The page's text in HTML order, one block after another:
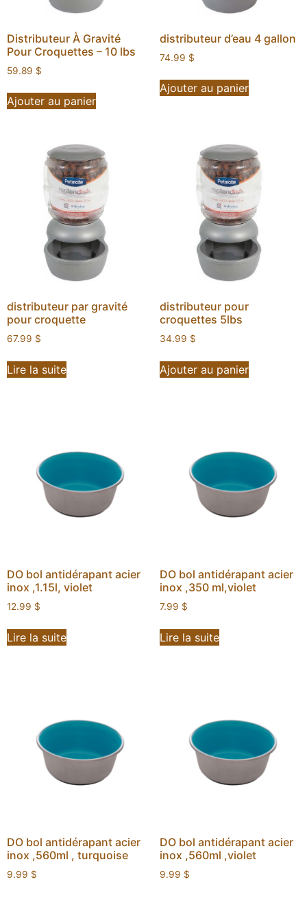
Distributeur À Gravité
Pour Croquettes – 10 lbs
59.89 $
Ajouter au panier
distributeur d’eau 4 gallon
74.99 $
Ajouter au panier
distributeur par gravité
pour croquette
67.99 $
Lire la suite
distributeur pour
croquettes 5lbs
34.99 $
Ajouter au panier
DO bol antidérapant acier
inox ,1.15l, violet
12.99 $
Lire la suite
DO bol antidérapant acier
inox ,350 ml,violet
7.99 $
Lire la suite
DO bol antidérapant acier
inox ,560ml , turquoise
9.99 $
DO bol antidérapant acier
inox ,560ml ,violet
9.99 $